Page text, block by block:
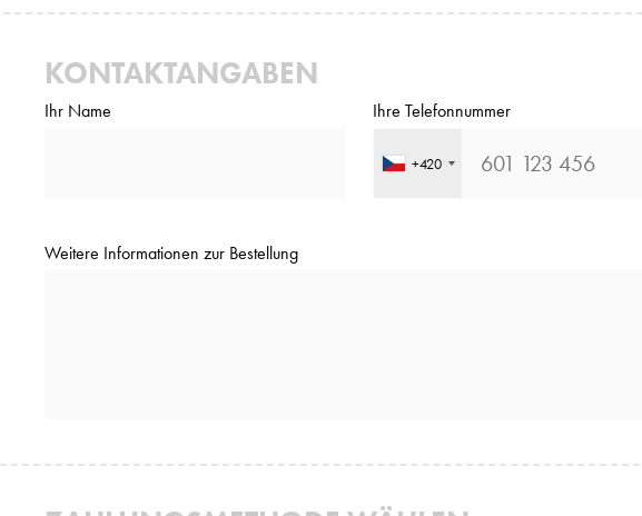
KONTAKTANGABEN
Ihr Name Ihre Telefonnummer
+420
Weitere Informationen zur Bestellung